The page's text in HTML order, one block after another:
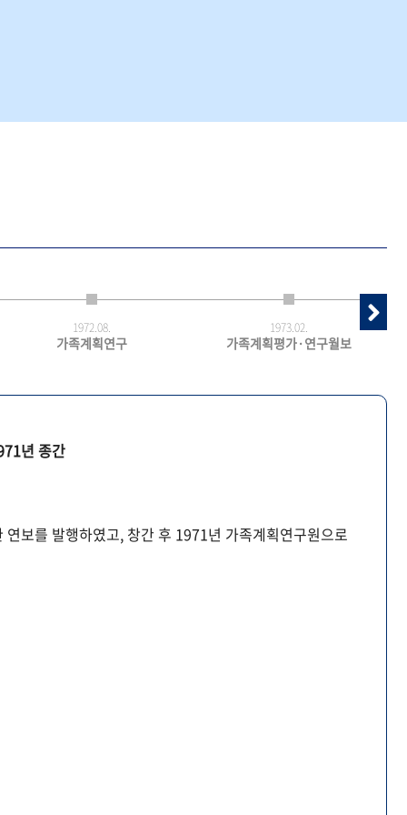
1972.08.
가족계획연구
1973.02.
가족계획평가·연구월보
년 종간
보를 발행하였고, 창간 후 1971년 가족계획연구원으로